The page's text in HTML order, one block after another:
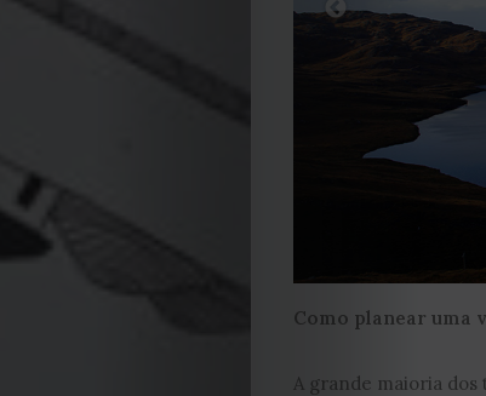
DE
2026
2024
Como planear uma
A grande maioria dos